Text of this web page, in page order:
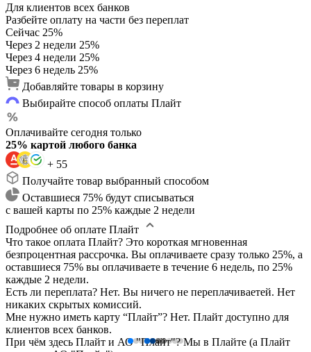
Для клиентов всех банков
Разбейте оплату на части без переплат
Сейчас 25%
Через 2 недели 25%
Через 4 недели 25%
Через 6 недель 25%
Добавляйте товары в корзину
Выбирайте способ оплаты Плайт
Оплачивайте сегодня только
25% картой любого банка
+ 55
Получайте товар выбранный способом
Оставшиеся 75% будут списываться
с вашей карты по 25% каждые 2 недели
Подробнее об оплате Плайт
Что такое оплата Плайт? Это короткая мгновенная
безпроцентная рассрочка. Вы оплачиваете сразу только 25%, а
оставшиеся 75% вы оплачиваете в течение 6 недель, по 25%
каждые 2 недели.
Есть ли переплата? Нет. Вы ничего не переплачиваетей. Нет
никаких скрытых комиссий.
Мне нужно иметь карту “Плайт”? Нет. Плайт доступно для
клиентов всех банков.
При чём здесь Плайт и АО "Плайт"?Мы в Плайте (а Плайт